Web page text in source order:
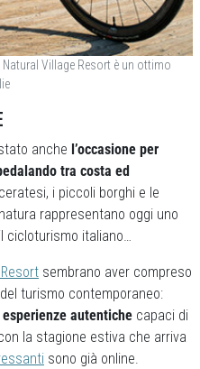
Village Resort è un ottimo
anche l’occasione per
tra costa ed
i piccoli borghi e le
rappresentano oggi uno
cicloturismo italiano…
sembrano aver compreso
turismo contemporaneo:
autentiche capaci di
la stagione estiva che arriva
sono già online.